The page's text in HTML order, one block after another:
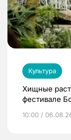
Культура
Хищные
фестивале
10:00 /